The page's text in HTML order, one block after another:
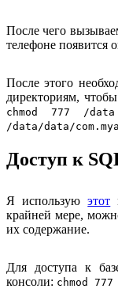
После чего
телефоне появится
После этого
директориям,
chmod 777 /
/data/data/
Доступ к
Я используюэтот
крайней мере,
их содержание.
Для доступа к
консоли: chmod